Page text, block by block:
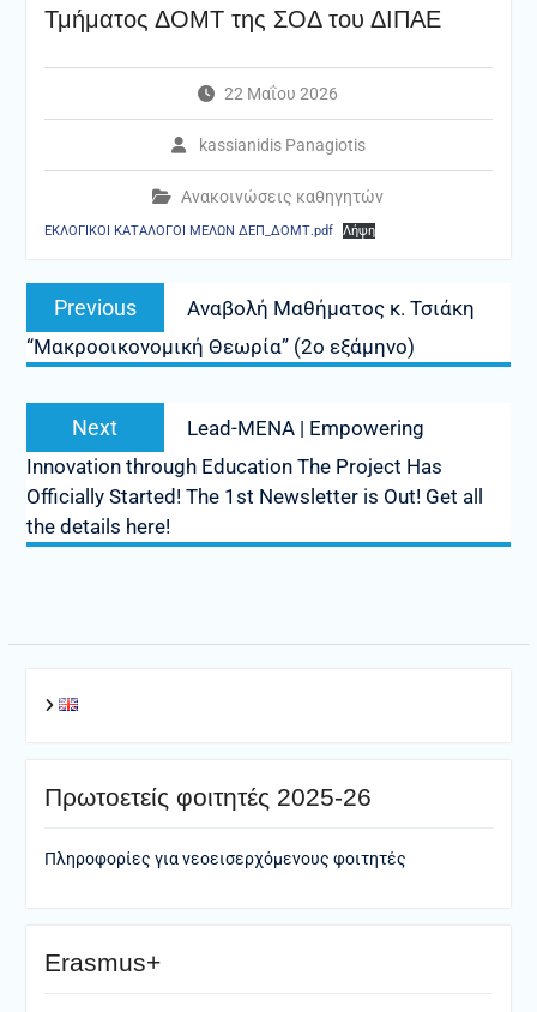
Τμήματος ΔΟΜΤ της ΣΟΔ του ΔΙΠΑΕ
22 Μαΐου 2026
kassianidis Panagiotis
Ανακοινώσεις καθηγητών
ΕΚΛΟΓΙΚΟΙ ΚΑΤΑΛΟΓΟΙ ΜΕΛΩΝ ΔΕΠ_ΔΟΜΤ.pdf Λήψη
Πλοήγηση
άρθρων
Previous
post:
Αναβολή Μαθήματος κ. Τσιάκη
“Μακροοικονομική Θεωρία” (2ο εξάμηνο)
Next
post:
Lead-MENA | Empowering
Innovation through Education The Project Has
Officially Started! The 1st Newsletter is Out! Get all
the details here!
Πρωτοετείς φοιτητές 2025-26
Πληροφορίες για νεοεισερχόμενους φοιτητές
Erasmus+